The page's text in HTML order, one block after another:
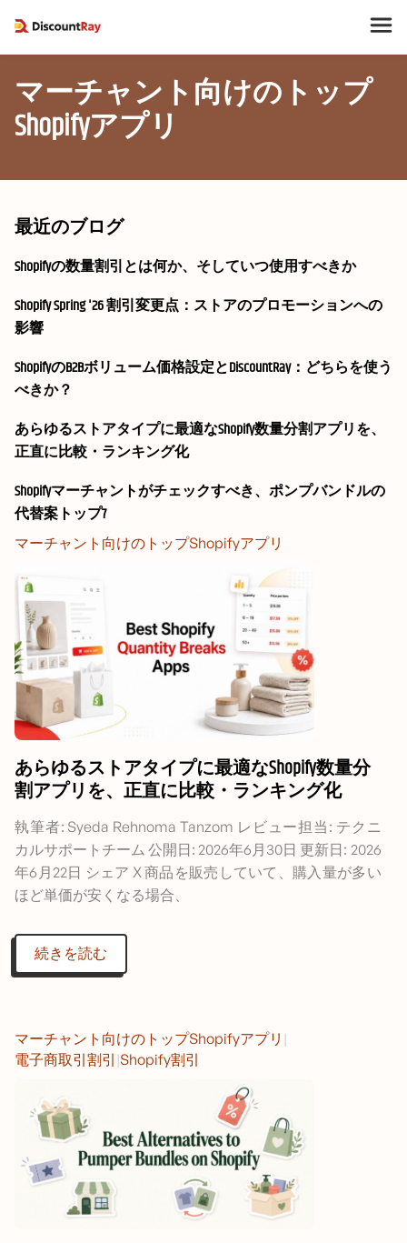
マーチャント向けのトップ
Shopifyアプリ
マーチャント向けのトップShopifyアプリ
あらゆるストアタイプに最適なShopify数量分
割アプリを、正直に比較・ランキング化
執筆者: Syeda Rehnoma Tanzom レビュー担当: テクニ
カルサポートチーム 公開日: 2026年6月30日 更新日: 2026
年6月22日 シェア X 商品を販売していて、購入量が多い
ほど単価が安くなる場合、
続きを読む
マーチャント向けのトップShopifyアプリ |
電子商取引割引 |Shopify割引
最近のブログ
Shopifyの数量割引とは何か、そしていつ使用すべきか
Shopify Spring '26 割引変更点：ストアのプロモーションへの
影響
ShopifyのB2Bボリューム価格設定とDiscountRay：どちらを使う
べきか？
あらゆるストアタイプに最適なShopify数量分割アプリを、
正直に比較・ランキング化
Shopifyマーチャントがチェックすべき、ポンプバンドルの
代替案トップ7